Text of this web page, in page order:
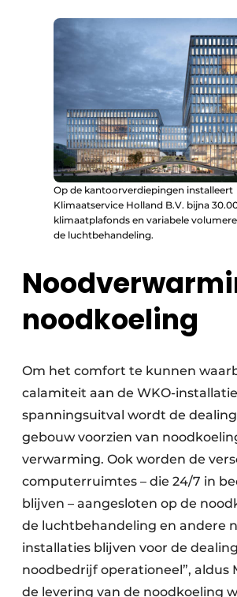
Op de kantoorverdiepingen installeert
Klimaatservice Holland B.V. bijna
klimaatplafonds en variabele
de luchtbehandeling.
noodkoeling
Om het comfort te kunnen
calamiteit aan de WKO-
spanningsuitval wordt de
gebouw voorzien van
verwarming. Ook worden de
computerruimtes – die 24/7 in
blijven – aangesloten op de
de luchtbehandeling en andere
installaties blijven voor de
noodbedrijf operationeel”, aldus
de levering van de noodkoeling